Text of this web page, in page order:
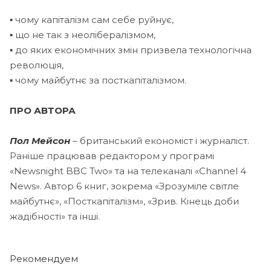
▪ чому капіталізм сам себе руйнує,
▪ що не так з неолібералізмом,
▪ до яких економічних змін призвела технологічна
революція,
▪ чому майбутнє за посткапіталізмом.
ПРО АВТОРА
Пол Мейсон – британський економіст і журналіст.
Раніше працював редактором у програмі
«Newsnight BBC Two» та на телеканалі «Channel 4
News». Автор 6 книг, зокрема «Зрозуміле світле
майбутнє», «Посткапіталізм», «Зрив. Кінець доби
жадібності» та інші.
Рекомендуем